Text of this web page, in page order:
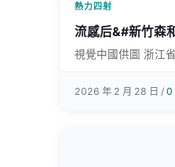
熱力四射
流感后&#新竹森
視覺中國供圖 浙江
2026 年 2 月 28 日 /0